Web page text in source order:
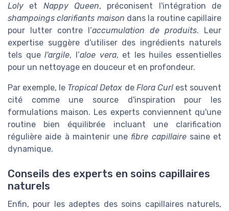
Loly et Nappy Queen, préconisent l'intégration de
shampoings clarifiants maison dans la routine capillaire
pour lutter contre l’accumulation de produits. Leur
expertise suggère d'utiliser des ingrédients naturels
tels quel'argile, l’aloe vera, et les huiles essentielles
pour un nettoyage en douceur et en profondeur.
Par exemple, le Tropical Detox de Flora Curlest souvent
cité comme une source d'inspiration pour les
formulations maison. Les experts conviennent qu'une
routine bien équilibrée incluant une clarification
régulière aide à maintenir une fibre capillairesaine et
dynamique.
Conseils des experts en soins capillaires
naturels
Enfin, pour les adeptes des soins capillaires naturels,